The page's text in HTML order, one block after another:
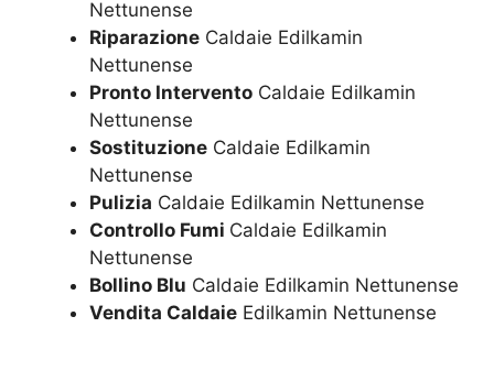
Nettunense
Riparazione Caldaie Edilkamin
Nettunense
Pronto Intervento Caldaie Edilkamin
Nettunense
Sostituzione Caldaie Edilkamin
Nettunense
Pulizia Caldaie Edilkamin Nettunense
Controllo Fumi Caldaie Edilkamin
Nettunense
Bollino Blu Caldaie Edilkamin Nettunense
Vendita Caldaie Edilkamin Nettunense